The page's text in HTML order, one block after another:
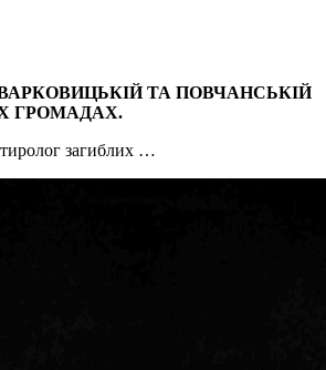
ТА ПОВЧАНСЬКІЙ
ГРОМАДАХ.
загиблих …